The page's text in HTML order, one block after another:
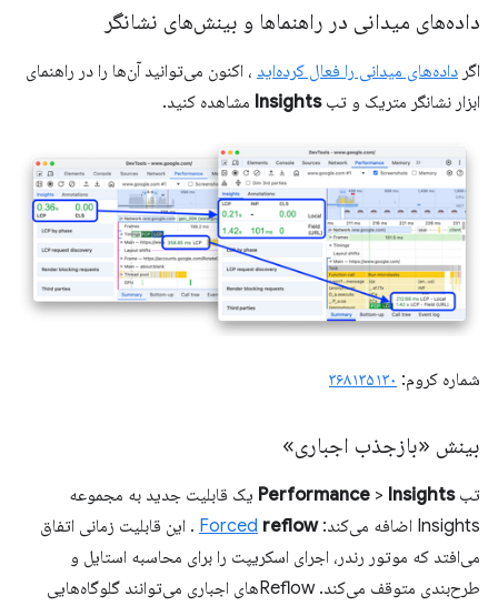
داده‌های میدانی در راهنماها و بینش‌های نشانگر
اگر داده‌های میدانی را فعال کرده‌اید ، اکنون می‌توانید آن‌ها را در راهنمای
ابزار نشانگر متریک و تبInsights مشاهده کنید.
شماره کروم: ۳۶۸۱۳۵۱۳۰
بینش «بازجذب اجباری»
تب Performance > Insights
یک قابلیت جدید به مجموعه
Insights اضافه می‌کند:
Forced reflow
. این قابلیت زمانی اتفاق
می‌افتد که موتور رندر، اجرای اسکریپت را برای محاسبه استایل و
طرح‌بندی متوقف می‌کند. Reflowهای اجباری می‌توانند گلوگاه‌هایی